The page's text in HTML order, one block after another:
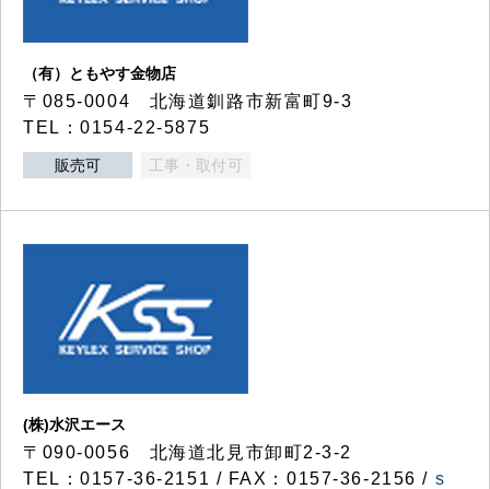
（有）ともやす金物店
〒085-0004 北海道釧路市新富町9-3
TEL：0154-22-5875
販売可 工事・取付可
(株)水沢エース
〒090-0056 北海道北見市卸町2-3-2
TEL：0157-36-2151 / FAX：0157-36-2156 / s